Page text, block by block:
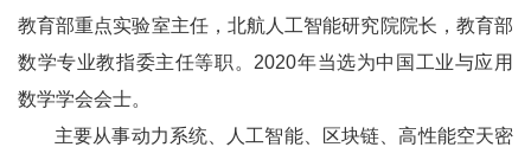
教育部重点实验室主任，北航人工智能研究院院长，教育部
数学专业教指委主任等职。2020年当选为中国工业与应用
数学学会会士。
主要从事动力系统、人工智能、区块链、高性能空天密